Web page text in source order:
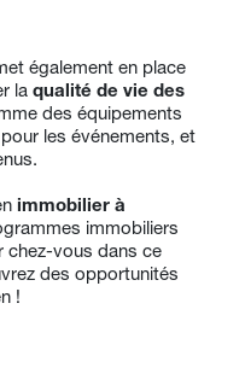
également en place
la qualité de vie des
des équipements
les événements, et
immobilier à
immobiliers
chez-vous dans ce
des opportunités
!